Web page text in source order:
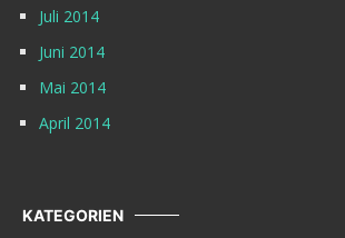
Juli 2014
Juni 2014
Mai 2014
April 2014
KATEGORIEN